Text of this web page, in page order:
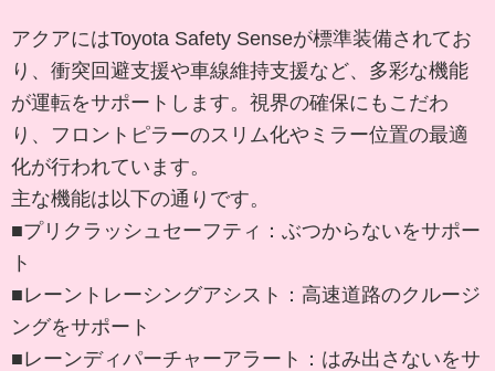
アクアにはToyota Safety Senseが標準装備されてお
り、衝突回避支援や車線維持支援など、多彩な機能
が運転をサポートします。視界の確保にもこだわ
り、フロントピラーのスリム化やミラー位置の最適
化が行われています。
主な機能は以下の通りです。
■プリクラッシュセーフティ：ぶつからないをサポー
ト
■レーントレーシングアシスト：高速道路のクルージ
ングをサポート
■レーンディパーチャーアラート：はみ出さないをサ